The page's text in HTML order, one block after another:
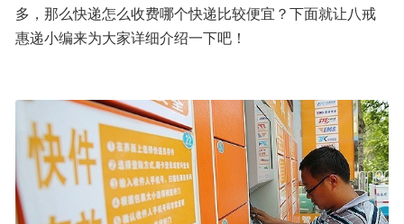
多，那么快递怎么收费哪个快递比较便宜？下面就让八戒
惠递小编来为大家详细介绍一下吧！